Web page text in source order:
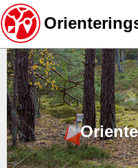
Gå
til
hovedindhold